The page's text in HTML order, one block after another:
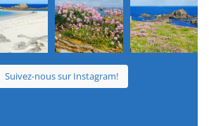
Suivez-nous sur Instagram!